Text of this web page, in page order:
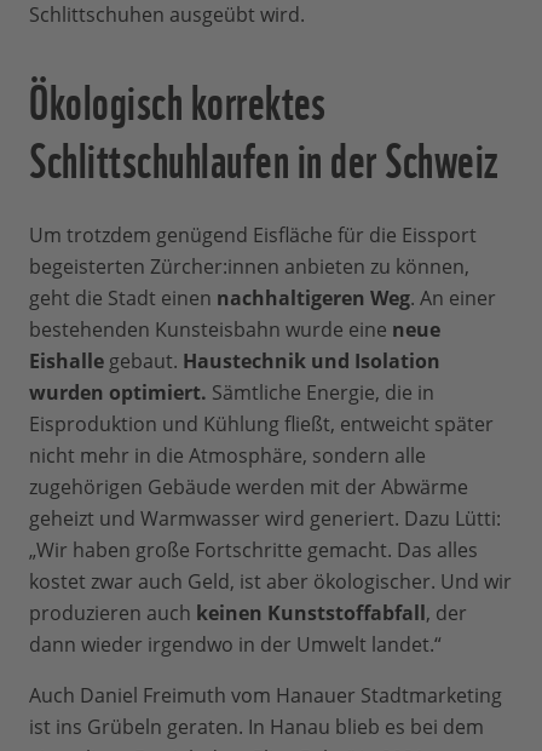
Schlittschuhen ausgeübt wird.
Ökologisch korrektes
Schlittschuhlaufen in der Schweiz
Um trotzdem genügend Eisfläche für die Eissport
begeisterten Zürcher:innen anbieten zu können,
geht die Stadt einen nachhaltigeren Weg. An einer
bestehenden Kunsteisbahn wurde eine neue
Eishalle gebaut. Haustechnik und Isolation
wurden optimiert. Sämtliche Energie, die in
Eisproduktion und Kühlung fließt, entweicht später
nicht mehr in die Atmosphäre, sondern alle
zugehörigen Gebäude werden mit der Abwärme
geheizt und Warmwasser wird generiert. Dazu Lütti:
„Wir haben große Fortschritte gemacht. Das alles
kostet zwar auch Geld, ist aber ökologischer. Und wir
produzieren auch keinen Kunststoffabfall, der
dann wieder irgendwo in der Umwelt landet.“
Auch Daniel Freimuth vom Hanauer Stadtmarketing
ist ins Grübeln geraten. In Hanau blieb es bei dem